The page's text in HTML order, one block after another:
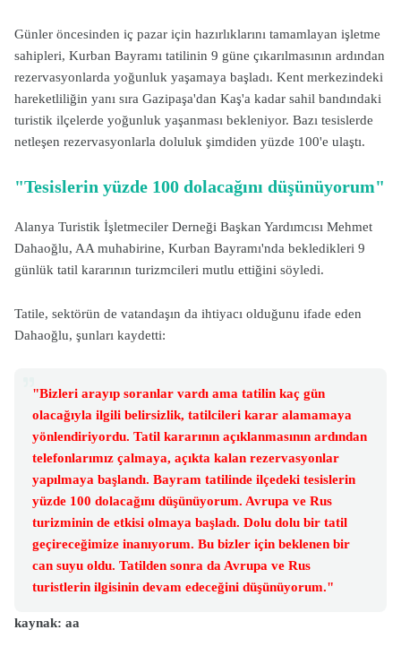
Günler öncesinden iç pazar için hazırlıklarını tamamlayan işletme
sahipleri, Kurban Bayramı tatilinin 9 güne çıkarılmasının ardından
rezervasyonlarda yoğunluk yaşamaya başladı. Kent merkezindeki
hareketliliğin yanı sıra Gazipaşa'dan Kaş'a kadar sahil bandındaki
turistik ilçelerde yoğunluk yaşanması bekleniyor. Bazı tesislerde
netleşen rezervasyonlarla doluluk şimdiden yüzde 100'e ulaştı.
"Tesislerin yüzde 100 dolacağını düşünüyorum"
Alanya Turistik İşletmeciler Derneği Başkan Yardımcısı Mehmet
Dahaoğlu, AA muhabirine, Kurban Bayramı'nda bekledikleri 9
günlük tatil kararının turizmcileri mutlu ettiğini söyledi.
Tatile, sektörün de vatandaşın da ihtiyacı olduğunu ifade eden
Dahaoğlu, şunları kaydetti:
"Bizleri arayıp soranlar vardı ama tatilin kaç gün
olacağıyla ilgili belirsizlik, tatilcileri karar alamamaya
yönlendiriyordu. Tatil kararının açıklanmasının ardından
telefonlarımız çalmaya, açıkta kalan rezervasyonlar
yapılmaya başlandı. Bayram tatilinde ilçedeki tesislerin
yüzde 100 dolacağını düşünüyorum. Avrupa ve Rus
turizminin de etkisi olmaya başladı. Dolu dolu bir tatil
geçireceğimize inanıyorum. Bu bizler için beklenen bir
can suyu oldu. Tatilden sonra da Avrupa ve Rus
turistlerin ilgisinin devam edeceğini düşünüyorum."
kaynak: aa